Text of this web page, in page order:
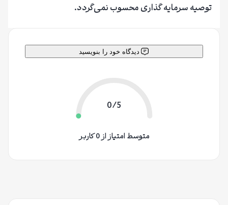
توصیه سرمایه گذاری محسوب نمی‌گردد.
دیدگاه خود را بنویسید
0/5
متوسط امتیاز از 0 کاربر